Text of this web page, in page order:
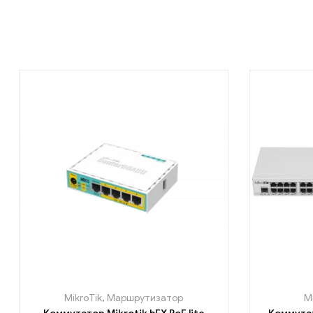
MikroTik, Маршрутизатор